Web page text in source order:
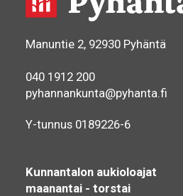
Manuntie 2, 92930 Pyhäntä
040 1912 200
pyhannankunta@pyhanta.fi
Y-tunnus 0189226-6
Kunnantalon aukioloajat
maanantai - torstai